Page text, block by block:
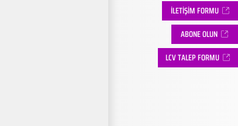
ABONE OLUN
LCV TALEP FORMU
İLETİŞİM FORMU